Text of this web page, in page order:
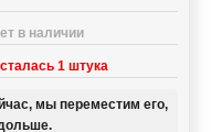
в наличии
1 штука
мы переместим его,